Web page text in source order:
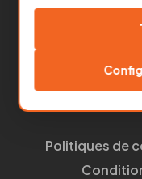
À
Politiques de